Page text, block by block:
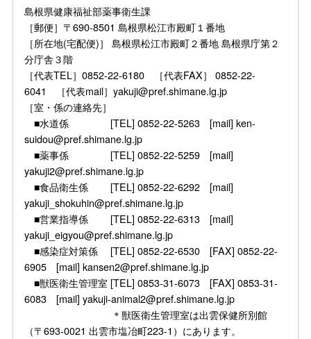
島根県健康福祉部薬事衛生課
［郵便］〒690-8501 島根県松江市殿町１番地
［所在地(宅配便)］ 島根県松江市殿町２番地 島根県庁第２
分庁舎３階
［代表TEL］0852-22-6180 ［代表FAX］ 0852-22-
6041 ［代表mail］yakuji@pref.shimane.lg.jp
［室・係の連絡先］
■水道係 [TEL] 0852-22-5263 [mail] ken-
suidou@pref.shimane.lg.jp
■薬事係 [TEL] 0852-22-5259 [mail]
yakuji2@pref.shimane.lg.jp
■食品衛生係 [TEL] 0852-22-6292 [mail]
yakuji_shokuhin@pref.shimane.lg.jp
■営業指導係 [TEL] 0852-22-6313 [mail]
yakuji_eigyou@pref.shimane.lg.jp
■感染症対策係 [TEL] 0852-22-6530 [FAX] 0852-22-
6905 [mail] kansen2@pref.shimane.lg.jp
■獣医衛生管理室 [TEL] 0853-31-6073 [FAX] 0853-31-
6083 [mail] yakuji-animal2@pref.shimane.lg.jp
＊獣医衛生管理室は出雲保健所別館
（〒693-0021 出雲市塩冶町223-1）にあります。